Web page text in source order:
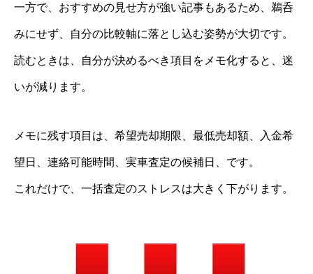
一方で、おすすめの見せ方が強い記事もあるため、鵜呑
みにせず、自分の比較軸に落とし込む姿勢が大切です。
読むときは、自分が決めるべき項目をメモ化すると、迷
いが減ります。
メモに残す項目は、希望売却期限、最低売却額、入金希
望日、連絡可能時間、実車査定の候補日、です。
これだけで、一括査定のストレスは大きく下がります。